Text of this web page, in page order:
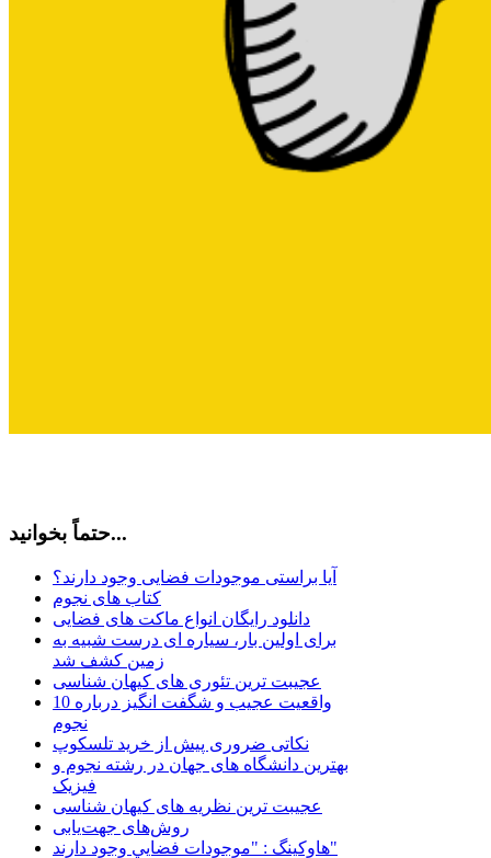
حتماً بخوانید...
آیا براستی موجودات فضایی وجود دارند؟
کتاب های نجوم
دانلود رایگان انواع ماکت های فضایی
برای اولین بار، سیاره ای درست شبیه به
زمین کشف شد
عجیبت ترین تئوری های کیهان شناسی
10 واقعیت عجیب و شگفت انگیز درباره
نجوم
نکاتی ضروری پیش از خرید تلسکوپ
بهترین دانشگاه های جهان در رشته نجوم و
فیزیک
عجیبت ترین نظریه های کیهان شناسی
روش‌های جهت‌یابی
هاوكينگ : "موجودات فضايي وجود دارند"